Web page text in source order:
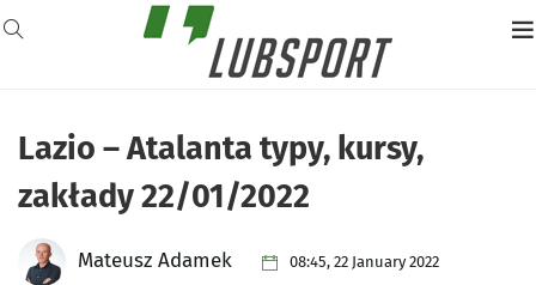
Lazio – Atalanta typy, kursy,
zakłady 22/01/2022
Mateusz Adamek 08:45, 22 January 2022